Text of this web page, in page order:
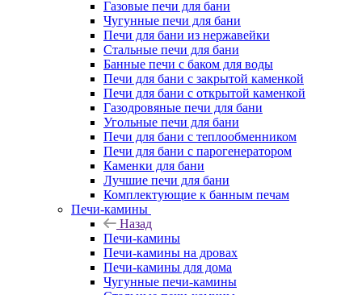
Газовые печи для бани
Чугунные печи для бани
Печи для бани из нержавейки
Стальные печи для бани
Банные печи с баком для воды
Печи для бани с закрытой каменкой
Печи для бани с открытой каменкой
Газодровяные печи для бани
Угольные печи для бани
Печи для бани с теплообменником
Печи для бани с парогенератором
Каменки для бани
Лучшие печи для бани
Комплектующие к банным печам
Печи-камины
Назад
Печи-камины
Печи-камины на дровах
Печи-камины для дома
Чугунные печи-камины